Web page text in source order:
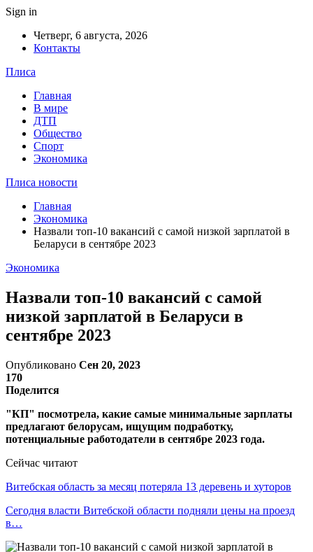
Sign in
Четверг, 6 августа, 2026
Контакты
Плиса
Главная
В мире
ДТП
Общество
Спорт
Экономика
Плиса новости
Главная
Экономика
Назвали топ-10 вакансий с самой низкой зарплатой в
Беларуси в сентябре 2023
Экономика
Назвали топ-10 вакансий с самой
низкой зарплатой в Беларуси в
сентябре 2023
Опубликовано Сен 20, 2023
170
Поделится
"КП" посмотрела, какие самые минимальные зарплаты
предлагают белорусам, ищущим подработку,
потенциальные работодатели в сентябре 2023 года.
Сейчас читают
Витебская область за месяц потеряла 13 деревень и хуторов
Сегодня власти Витебской области подняли цены на проезд
в…